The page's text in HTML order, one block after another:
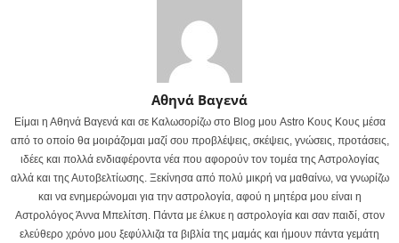
Αθηνά Βαγενά
Είμαι η Αθηνά Βαγενά και σε Καλωσορίζω στο Blog μου Astro Κους Κους μέσα
από το οποίο θα μοιράζομαι μαζί σου προβλέψεις, σκέψεις, γνώσεις, προτάσεις,
ιδέες και πολλά ενδιαφέροντα νέα που αφορούν τον τομέα της Αστρολογίας
αλλά και της Αυτοβελτίωσης. Ξεκίνησα από πολύ μικρή να μαθαίνω, να γνωρίζω
και να ενημερώνομαι για την αστρολογία, αφού η μητέρα μου είναι η
Αστρολόγος Άννα Μπελίτση. Πάντα με έλκυε η αστρολογία και σαν παιδί, στον
ελεύθερο χρόνο μου ξεφύλλιζα τα βιβλία της μαμάς και ήμουν πάντα γεμάτη